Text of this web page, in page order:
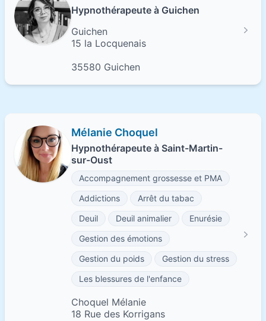
Hypnothérapeute à Guichen
Guichen
15 la Locquenais
35580 Guichen
Mélanie Choquel
Hypnothérapeute à Saint-Martin-
sur-Oust
Accompagnement grossesse et PMA
Addictions
Arrêt du tabac
Deuil
Deuil animalier
Enurésie
Gestion des émotions
Gestion du poids
Gestion du stress
Les blessures de l'enfance
Choquel Mélanie
18 Rue des Korrigans